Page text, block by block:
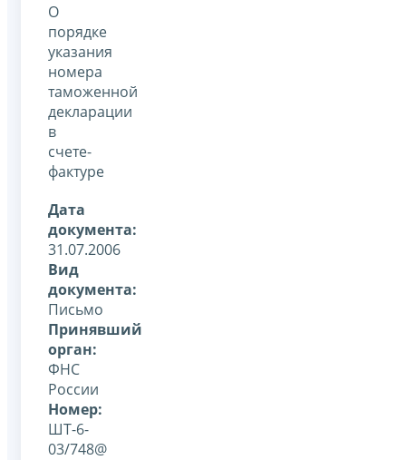
О
порядке
указания
номера
таможенной
декларации
в
счете-
фактуре
Дата
документа:
31.07.2006
Вид
документа:
Письмо
Принявший
орган:
ФНС
России
Номер:
ШТ-6-
03/748@